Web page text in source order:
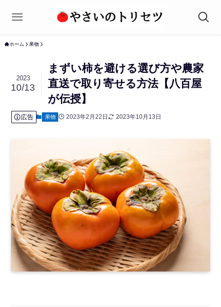
ホーム 果物
まずい柿を避ける選び方や農家
直送で取り寄せる方法【八百屋
が伝授】
2023
10/13
広告 果物 2023年2月22日 2023年10月13日